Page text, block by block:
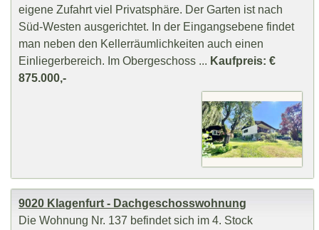
eigene Zufahrt viel Privatsphäre. Der Garten ist nach
Süd-Westen ausgerichtet. In der Eingangsebene findet
man neben den Kellerräumlichkeiten auch einen
Einliegerbereich. Im Obergeschoss ... Kaufpreis: €
875.000,-
9020 Klagenfurt - Dachgeschosswohnung
Die Wohnung Nr. 137 befindet sich im 4. Stock